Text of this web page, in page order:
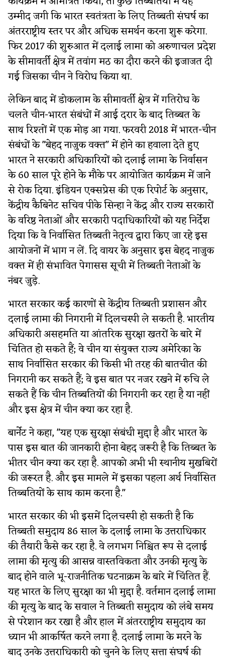
उम्मीद जगी कि भारत स्वतंत्रता के लिए तिब्बती संघर्ष का
अंतरराष्ट्रीय स्तर पर और अधिक समर्थन करना शुरू करेगा.
फिर 2017 की शुरुआत में दलाई लामा को अरुणाचल प्रदेश
के सीमावर्ती क्षेत्र में तवांग मठ का दौरा करने की इजाजत दी
गई जिसका चीन ने विरोध किया था.
लेकिन बाद में डोकलाम के सीमावर्ती क्षेत्र में गतिरोध के
चलते चीन-भारत संबंधों में आई दरार के बाद तिब्बत के
साथ रिश्तों में एक मोड़ आ गया. फरवरी 2018 में भारत-चीन
संबंधों के "बेहद नाजुक वक्त" में होने का हवाला देते हुए
भारत ने सरकारी अधिकारियों को दलाई लामा के निर्वासन
के 60 साल पूरे होने के मौके पर आयोजित कार्यक्रम में जाने
से रोक दिया. इंडियन एक्सप्रेस की एक रिपोर्ट के अनुसार,
केंद्रीय कैबिनेट सचिव पीके सिन्हा ने केंद्र और राज्य सरकारों
के वरिष्ठ नेताओं और सरकारी पदाधिकारियों को यह निर्देश
दिया कि वे निर्वासित तिब्बती नेतृत्व द्वारा किए जा रहे इस
आयोजनों में भाग न लें. दि वायर के अनुसार इस बेहद नाजुक
वक्त में ही संभावित पेगासस सूची में तिब्बती नेताओं के
नंबर जुड़े.
भारत सरकार कई कारणों से केंद्रीय तिब्बती प्रशासन और
दलाई लामा की निगरानी में दिलचस्पी ले सकती है. भारतीय
अधिकारी असहमति या आंतरिक सुरक्षा खतरों के बारे में
चिंतित हो सकते हैं; वे चीन या संयुक्त राज्य अमेरिका के
साथ निर्वासित सरकार की किसी भी तरह की बातचीत की
निगरानी कर सकते हैं; वे इस बात पर नजर रखने में रुचि ले
सकते हैं कि चीन तिब्बतियों की निगरानी कर रहा है या नहीं
और इस क्षेत्र में चीन क्या कर रहा है.
बार्नेट ने कहा, "यह एक सुरक्षा संबंधी मुद्दा है और भारत के
पास इस बात की जानकारी होना बेहद जरूरी है कि तिब्बत के
भीतर चीन क्या कर रहा है. आपको अभी भी स्थानीय मुखबिरों
की जरूरत है. और इस मामले में इसका पहला अर्थ निर्वासित
तिब्बतियों के साथ काम करना है."
भारत सरकार की भी इसमें दिलचस्पी हो सकती है कि
तिब्बती समुदाय 86 साल के दलाई लामा के उत्तराधिकार
की तैयारी कैसे कर रहा है. वे लगभग निश्चित रूप से दलाई
लामा की मृत्यु की आसन्न वास्तविकता और उनकी मृत्यु के
बाद होने वाले भू-राजनीतिक घटनाक्रम के बारे में चिंतित हैं.
यह भारत के लिए सुरक्षा का भी मुद्दा है. वर्तमान दलाई लामा
की मृत्यु के बाद के सवाल ने तिब्बती समुदाय को लंबे समय
से परेशान कर रखा है और हाल में अंतरराष्ट्रीय समुदाय का
ध्यान भी आकर्षित करने लगा है. दलाई लामा के मरने के
बाद उनके उत्तराधिकारी को चुनने के लिए सत्ता संघर्ष की